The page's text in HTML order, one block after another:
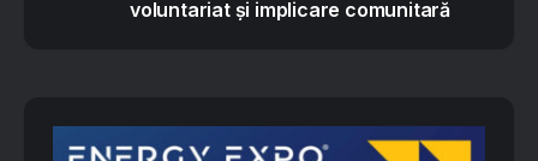
voluntariat și implicare comunitară